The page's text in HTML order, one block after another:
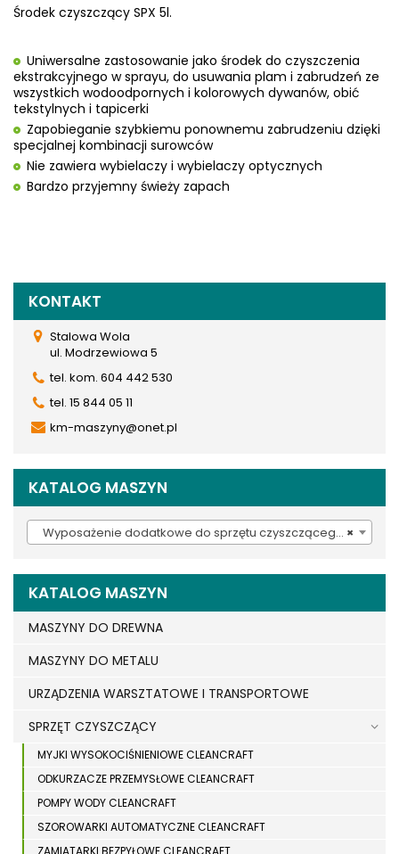
Środek czyszczący SPX 5l.
Uniwersalne zastosowanie jako środek do czyszczenia
ekstrakcyjnego w sprayu, do usuwania plam i zabrudzeń ze
wszystkich wodoodpornych i kolorowych dywanów, obić
tekstylnych i tapicerki
Zapobieganie szybkiemu ponownemu zabrudzeniu dzięki
specjalnej kombinacji surowców
Nie zawiera wybielaczy i wybielaczy optycznych
Bardzo przyjemny świeży zapach
KONTAKT
Stalowa Wola
ul. Modrzewiowa 5
tel. kom. 604 442 530
tel. 15 844 05 11
km-maszyny@onet.pl
KATALOG MASZYN
×
Wyposażenie dodatkowe do sprzętu czyszczącego (937)
KATALOG MASZYN
MASZYNY DO DREWNA
MASZYNY DO METALU
URZĄDZENIA WARSZTATOWE I TRANSPORTOWE
SPRZĘT CZYSZCZĄCY
MYJKI WYSOKOCIŚNIENIOWE CLEANCRAFT
ODKURZACZE PRZEMYSŁOWE CLEANCRAFT
POMPY WODY CLEANCRAFT
SZOROWARKI AUTOMATYCZNE CLEANCRAFT
ZAMIATARKI BEZPYŁOWE CLEANCRAFT